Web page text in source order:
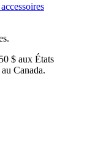
$ aux États
Canada.